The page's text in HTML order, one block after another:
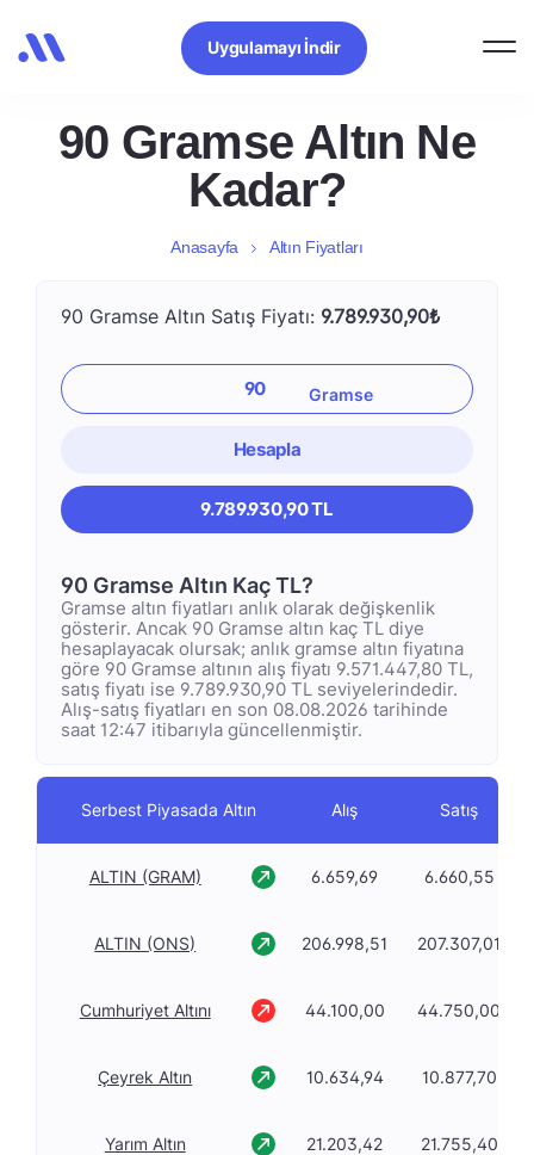
Uygulamayı İndir
90 Gramse Altın Ne
Kadar?
Anasayfa Altın Fiyatları
90 Gramse Altın Satış Fiyatı: 9.789.930,90₺
Hesapla
9.789.930,90 TL
90 Gramse Altın Kaç TL?
Gramse altın fiyatları anlık olarak değişkenlik
gösterir. Ancak 90 Gramse altın kaç TL diye
hesaplayacak olursak; anlık gramse altın fiyatına
göre 90 Gramse altının alış fiyatı 9.571.447,80 TL,
satış fiyatı ise 9.789.930,90 TL seviyelerindedir.
Alış-satış fiyatları en son 08.08.2026 tarihinde
saat 12:47 itibarıyla güncellenmiştir.
Serbest Piyasada Altın Alış Satış
ALTIN (GRAM) 6.659,69 6.660,55
ALTIN (ONS) 206.998,51 207.307,01
Cumhuriyet Altını 44.100,00 44.750,00
Çeyrek Altın 10.634,94 10.877,70
Yarım Altın 21.203,42 21.755,40